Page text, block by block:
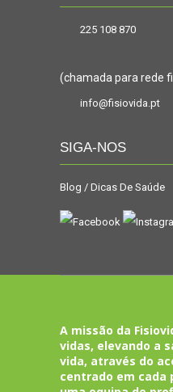
225 108 870
(chamada para rede
info@fisiovida.pt
SIGA-NOS
Blog / Dicas De Saúde
A missão da
vidas, elevando a
vida, através do
centrado em cada